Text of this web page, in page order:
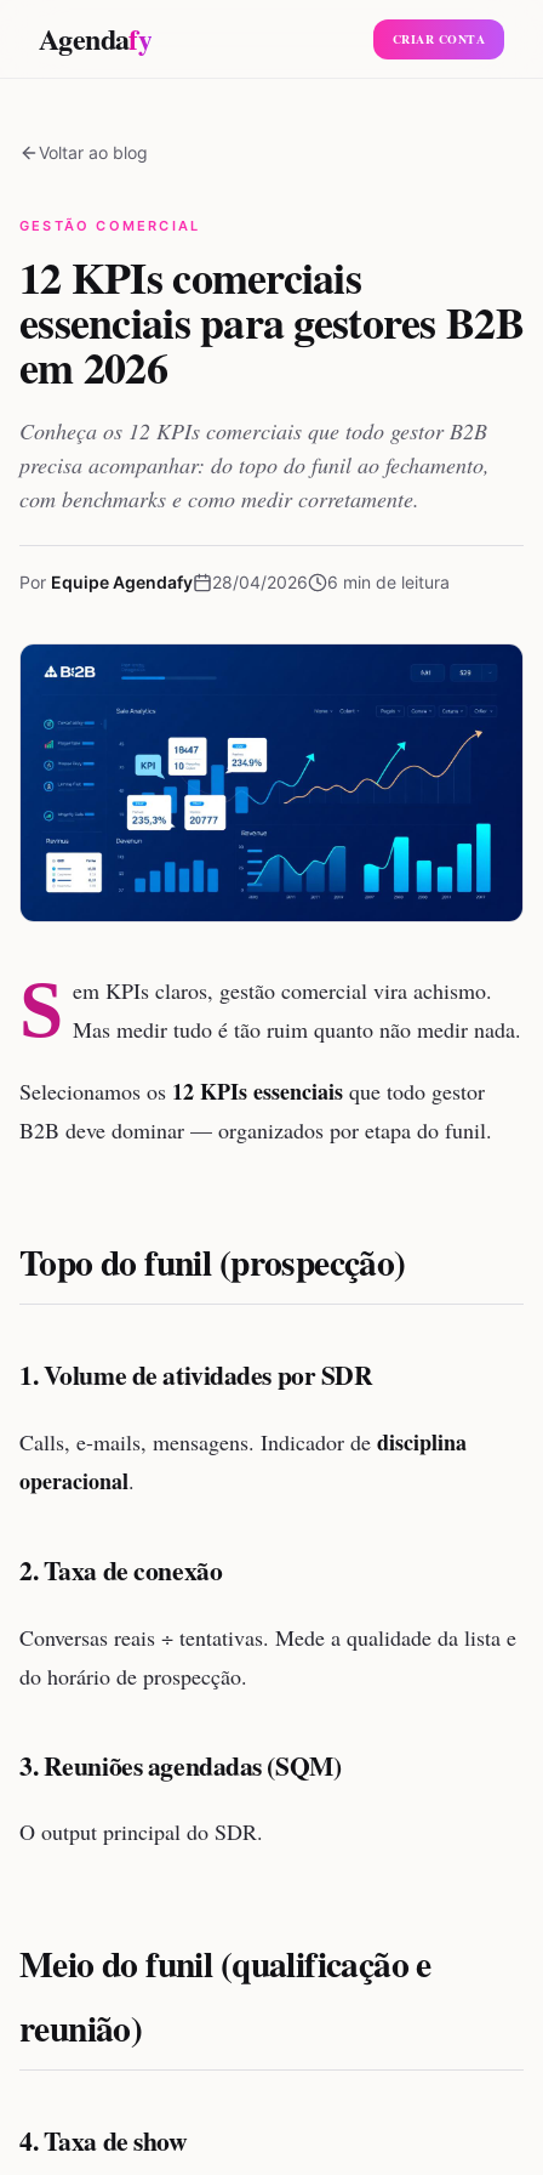
Agendafy CRIAR CONTA
Voltar ao blog
GESTÃO COMERCIAL
12 KPIs comerciais
essenciais para gestores B2B
em 2026
Conheça os 12 KPIs comerciais que todo gestor B2B
precisa acompanhar: do topo do funil ao fechamento,
com benchmarks e como medir corretamente.
Por Equipe Agendafy 28/04/2026 6 min de leitura
S em KPIs claros, gestão comercial vira achismo.
Mas medir tudo é tão ruim quanto não medir nada.
Selecionamos os 12 KPIs essenciais que todo gestor
B2B deve dominar — organizados por etapa do funil.
Topo do funil (prospecção)
1. Volume de atividades por SDR
Calls, e-mails, mensagens. Indicador de disciplina
operacional.
2. Taxa de conexão
Conversas reais ÷ tentativas. Mede a qualidade da lista e
do horário de prospecção.
3. Reuniões agendadas (SQM)
O output principal do SDR.
Meio do funil (qualificação e
reunião)
4. Taxa de show